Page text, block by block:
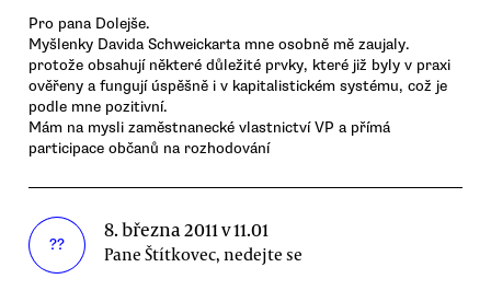
Pro pana Dolejše.
Myšlenky Davida Schweickarta mne osobně mě zaujaly.
protože obsahují některé důležité prvky, které již byly v praxi
ověřeny a fungují úspěšně i v kapitalistickém systému, což je
podle mne pozitivní.
Mám na mysli zaměstnanecké vlastnictví VP a přímá
participace občanů na rozhodování
??
8. března 2011 v 11.01
Pane Štítkovec, nedejte se